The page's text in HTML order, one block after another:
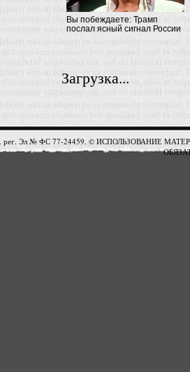
Вы побеждаете: Трамп
послал ясный сигнал России
Загрузка...
Эл № ФС 77-24459. © ИСПОЛЬЗОВАНИЕ